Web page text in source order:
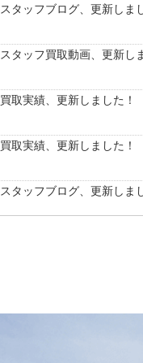
スタッフブログ、更新しま
スタッフ買取動画、更新し
買取実績、更新しました！
買取実績、更新しました！
スタッフブログ、更新しま